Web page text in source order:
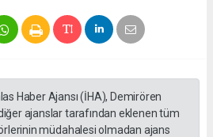
Haber Ajansı (İHA), Demirören
ajanslar tarafından eklenen tüm
müdahalesi olmadan ajans